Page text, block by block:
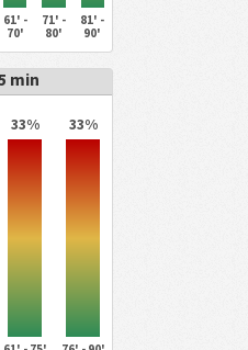
61' -
70'
71' -
80'
81' -
90'
min
33% 33%